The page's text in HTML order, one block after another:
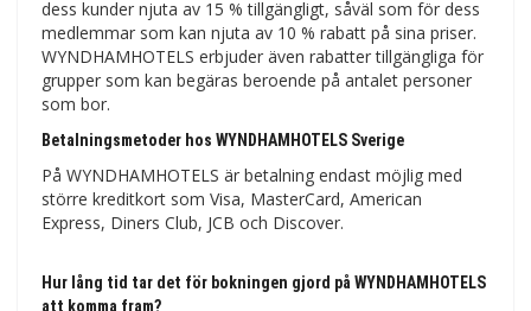
dess kunder njuta av 15 % tillgängligt, såväl som för dess
medlemmar som kan njuta av 10 % rabatt på sina priser.
WYNDHAMHOTELS erbjuder även rabatter tillgängliga för
grupper som kan begäras beroende på antalet personer
som bor.
Betalningsmetoder hos WYNDHAMHOTELS Sverige
På WYNDHAMHOTELS är betalning endast möjlig med
större kreditkort som Visa, MasterCard, American
Express, Diners Club, JCB och Discover.
Hur lång tid tar det för bokningen gjord på WYNDHAMHOTELS
att komma fram?